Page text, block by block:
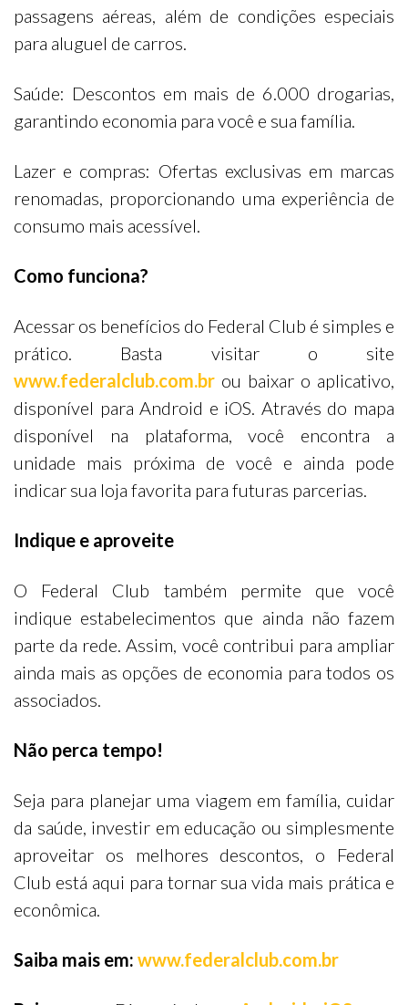
passagens aéreas, além de condições especiais
para aluguel de carros.
Saúde: Descontos em mais de 6.000 drogarias,
garantindo economia para você e sua família.
Lazer e compras: Ofertas exclusivas em marcas
renomadas, proporcionando uma experiência de
consumo mais acessível.
Como funciona?
Acessar os benefícios do Federal Club é simples e
prático. Basta visitar o site
www.federalclub.com.br ou baixar o aplicativo,
disponível para Android e iOS. Através do mapa
disponível na plataforma, você encontra a
unidade mais próxima de você e ainda pode
indicar sua loja favorita para futuras parcerias.
Indique e aproveite
O Federal Club também permite que você
indique estabelecimentos que ainda não fazem
parte da rede. Assim, você contribui para ampliar
ainda mais as opções de economia para todos os
associados.
Não perca tempo!
Seja para planejar uma viagem em família, cuidar
da saúde, investir em educação ou simplesmente
aproveitar os melhores descontos, o Federal
Club está aqui para tornar sua vida mais prática e
econômica.
Saiba mais em: www.federalclub.com.br